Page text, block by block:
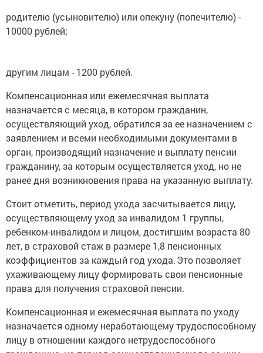
10000 рублей;
назначается с месяца, в котором гражданин,
осуществляющий уход, обратился за ее назначением с
заявлением и всеми необходимыми документами в
орган, производящий назначение и выплату пенсии
гражданину, за которым осуществляется уход, но не
ранее дня возникновения права на указанную выплату.
осуществляющему уход за инвалидом 1 группы,
ребенком-инвалидом и лицом, достигшим возраста 80
лет, в страховой стаж в размере 1,8 пенсионных
коэффициентов за каждый год ухода. Это позволяет
ухаживающему лицу формировать свои пенсионные
права для получения страховой пенсии.
назначается одному неработающему трудоспособному
лицу в отношении каждого нетрудоспособного
гражданина, на период осуществления ухода за ним.